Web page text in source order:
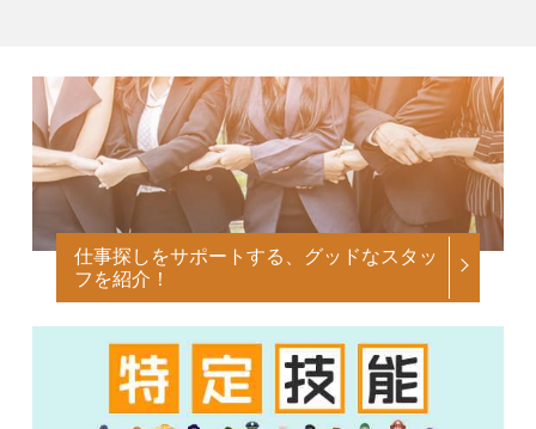
仕事探しをサポートする、グッドなスタッ
フを紹介！